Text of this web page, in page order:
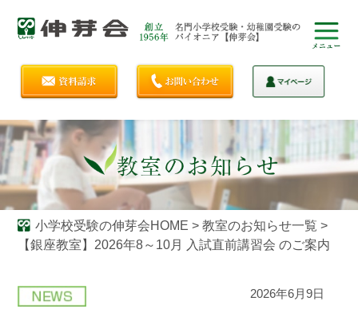
小学校受験の伸芽会HOME > 教室のお知らせ一覧 >
【銀座教室】2026年8～10月 入試直前講習会 のご案内
2026年6月9日